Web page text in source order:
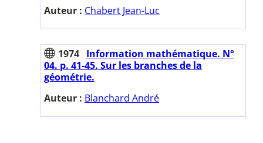
Auteur : Chabert Jean-Luc
1974 Information mathématique. N°
04. p. 41-45. Sur les branches de la
géométrie.
Auteur : Blanchard André